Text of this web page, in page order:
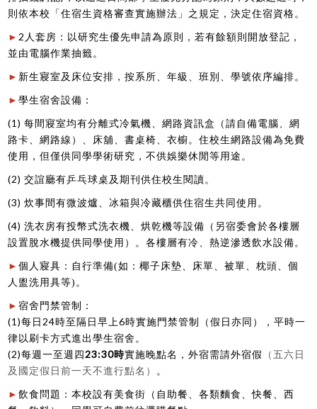
則依本校「住宿生資格審查實施辦法」之規定，決定住宿資格。
►2 人套房：以研究生優先申請為原則，若有餘額則開放登記，
並由電腦作業抽籤。
► 新生寢室及床位安排，按系所、年級、班別、學號依序編排。
►學生宿舍設備：
(1)每間寢室均有分離式冷氣機、網路資訊盒（請自備電腦、網
路卡、網路線）、床舖、書桌椅、衣櫥。住校生網路設備為免費
使用，但僅供同學學術研究，不供娛樂休閒等用途。
(2)交誼廳有乒乓球桌及期刊供住校生閱讀。
(3)炊事間有微波爐、冰箱與冷藏櫃供住宿生共同使用。
(4)洗衣房有投幣式洗衣機、烘乾機等設備（另宿委會於各樓層
設置脫水機提供同學使用）。各樓層有冷、熱逆滲透飲水設備。
►個人寢具：自行準備(如：椰子床墊、床單、被單、枕頭、個
人盥洗用具等)。
►宿舍門禁管制：
(1)每日24時至隔日早上6時實施門禁管制（假日亦同），平時一
律以刷卡方式進出學生宿舍。
(2)每週一至週四23:30時實施晚點名，外宿需請外宿假
（五六日
及國定假日前一天不進行點名）
。
►飲食問題：本校設有美食街（自助餐、各類麵食、快餐、西